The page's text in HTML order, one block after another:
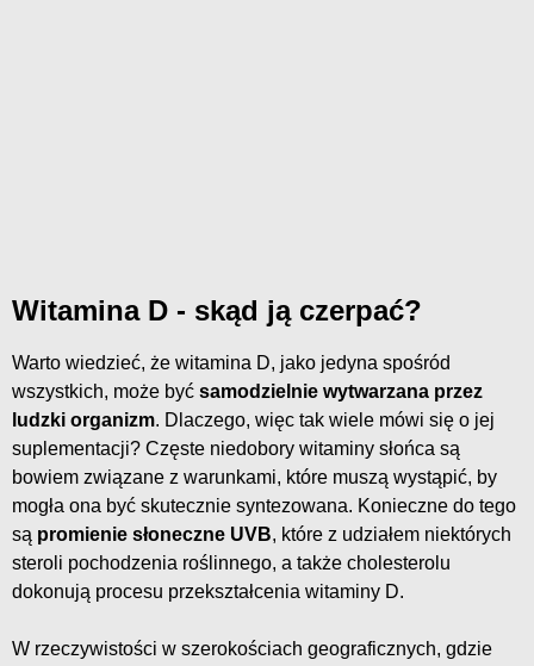
Witamina D - skąd ją czerpać?
Warto wiedzieć, że witamina D, jako jedyna spośród
wszystkich, może być samodzielnie wytwarzana przez
ludzki organizm. Dlaczego, więc tak wiele mówi się o jej
suplementacji? Częste niedobory witaminy słońca są
bowiem związane z warunkami, które muszą wystąpić, by
mogła ona być skutecznie syntezowana. Konieczne do tego
są promienie słoneczne UVB, które z udziałem niektórych
steroli pochodzenia roślinnego, a także cholesterolu
dokonują procesu przekształcenia witaminy D.
W rzeczywistości w szerokościach geograficznych, gdzie